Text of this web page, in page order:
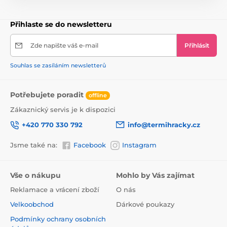
evropské certifikáty
- jasný návod a snadná montáž
Produkt je zařazen v kategoriích
Dětské tříkolky Toyz
Rozměry balení
Maximální nosnost
Přihlaste se do newsletteru
Zde napište váš e-mail Přihlásit
Souhlas se zasíláním newsletterů
Potřebujete poradit offline
Zákaznický servis je k dispozici
+420 770 330 792
info@termihracky.cz
Jsme také na: Facebook Instagram
Vše o nákupu
Reklamace a vrácení zboží
Velkoobchod
Podmínky ochrany osobních
Mohlo by Vás zajímat
O nás
Dárkové poukazy